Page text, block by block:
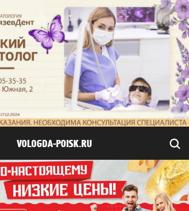
VOLOGDA-POISK.RU